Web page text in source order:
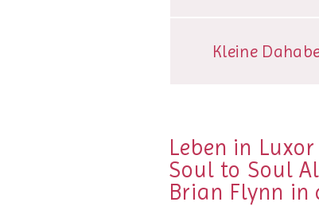
Kleine
Leben in
Soul to Soul
Brian Flynn in